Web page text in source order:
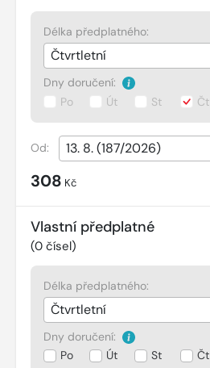
Délka předplatného:
Dny doručení:
Po
Út St Čt
Od:
308 Kč
Vlastní předplatné
(0 čísel)
Délka předplatného:
Dny doručení:
Po
Út St Čt